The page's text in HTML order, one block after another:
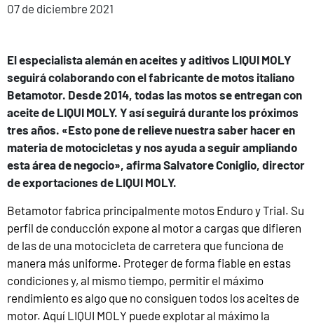
07 de diciembre 2021
El especialista alemán en aceites y aditivos LIQUI MOLY
seguirá colaborando con el fabricante de motos italiano
Betamotor. Desde 2014, todas las motos se entregan con
aceite de LIQUI MOLY. Y así seguirá durante los próximos
tres años. «Esto pone de relieve nuestra saber hacer en
materia de motocicletas y nos ayuda a seguir ampliando
esta área de negocio», afirma Salvatore Coniglio, director
de exportaciones de LIQUI MOLY.
Betamotor fabrica principalmente motos Enduro y Trial. Su
perfil de conducción expone al motor a cargas que difieren
de las de una motocicleta de carretera que funciona de
manera más uniforme. Proteger de forma fiable en estas
condiciones y, al mismo tiempo, permitir el máximo
rendimiento es algo que no consiguen todos los aceites de
motor. Aquí LIQUI MOLY puede explotar al máximo la